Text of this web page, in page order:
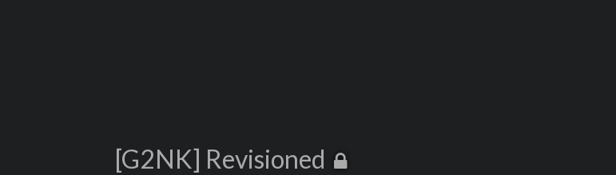
[G2NK] Revisioned